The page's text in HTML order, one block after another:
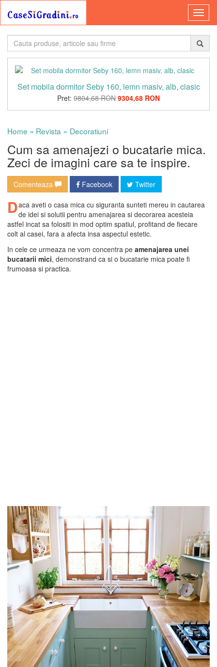
Set mobila dormitor Seby 160, lemn masiv, alb, clasic
Pret: 9804,68 RON 9304,68 RON
Home » Revista » Decoratiuni
Cum sa amenajezi o bucatarie mica.
Zeci de imagini care sa te inspire.
Comenteaza Facebook Twitter
Daca aveti o casa mica cu siguranta sunteti mereu in cautarea
de idei si solutii pentru amenajarea si decorarea acesteia
astfel incat sa folositi in mod optim spatiul, profitand de fiecare
colt al casei, fara a afecta insa aspectul estetic.
In cele ce urmeaza ne vom concentra pe amenajarea unei
bucatarii mici, demonstrand ca si o bucatarie mica poate fi
frumoasa si practica.